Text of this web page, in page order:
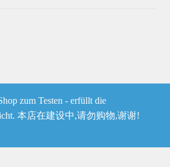
zum Testen - erfüllt die
本店在建设中,请勿购物,谢谢!